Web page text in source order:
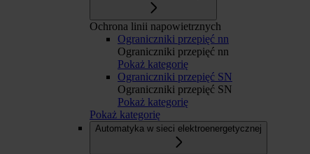
Ochrona linii napowietrznych
Ograniczniki przepięć nn
Ograniczniki przepięć nn
Pokaż kategorię
Ograniczniki przepięć SN
Ograniczniki przepięć SN
Pokaż kategorię
Pokaż kategorię
Automatyka w sieci elektroenergetycznej